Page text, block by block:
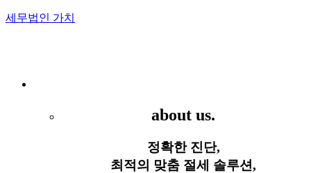
세무법인 가치
about us.
정확한 진단,
최적의 맞춤 절세 솔루션,